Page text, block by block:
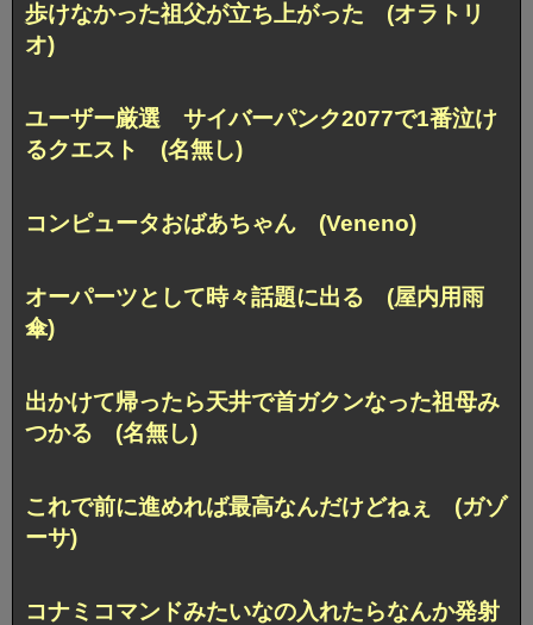
歩けなかった祖父が立ち上がった (オラトリ
オ)
ユーザー厳選 サイバーパンク2077で1番泣け
るクエスト (名無し)
コンピュータおばあちゃん (Veneno)
オーパーツとして時々話題に出る (屋内用雨
傘)
出かけて帰ったら天井で首ガクンなった祖母み
つかる (名無し)
これで前に進めれば最高なんだけどねぇ (ガゾ
ーサ)
コナミコマンドみたいなの入れたらなんか発射